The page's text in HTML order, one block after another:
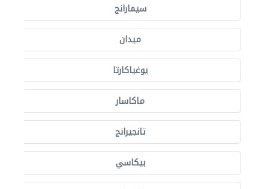
سيمارانج
ميدان
يوغياكارتا
ماكاسار
تانجيرانج
بيكاسي